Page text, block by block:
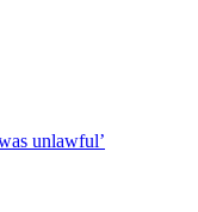
unlawful’